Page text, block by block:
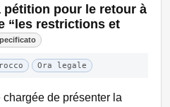
pétition pour le retour à
“les restrictions et
Ora legale
de présenter la